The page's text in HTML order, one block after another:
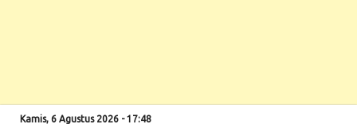
Kamis, 6 Agustus 2026 - 17:48